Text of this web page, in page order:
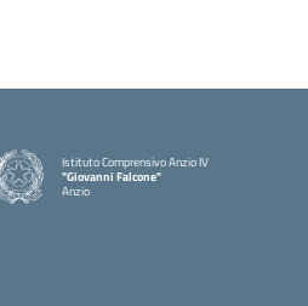
Istituto Comprensivo Anzio IV
"Giovanni Falcone"
Anzio